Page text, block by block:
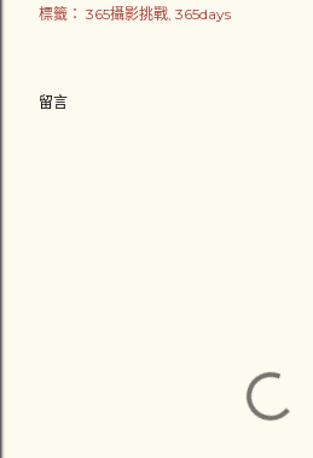
標籤： 365攝影挑戰 365days
留言